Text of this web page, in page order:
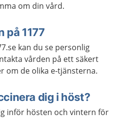
om din vård.
på 1177
kan du se personlig
vården på ett säkert
om de olika e-tjänsterna.
dig i höst?
inför hösten och vintern för